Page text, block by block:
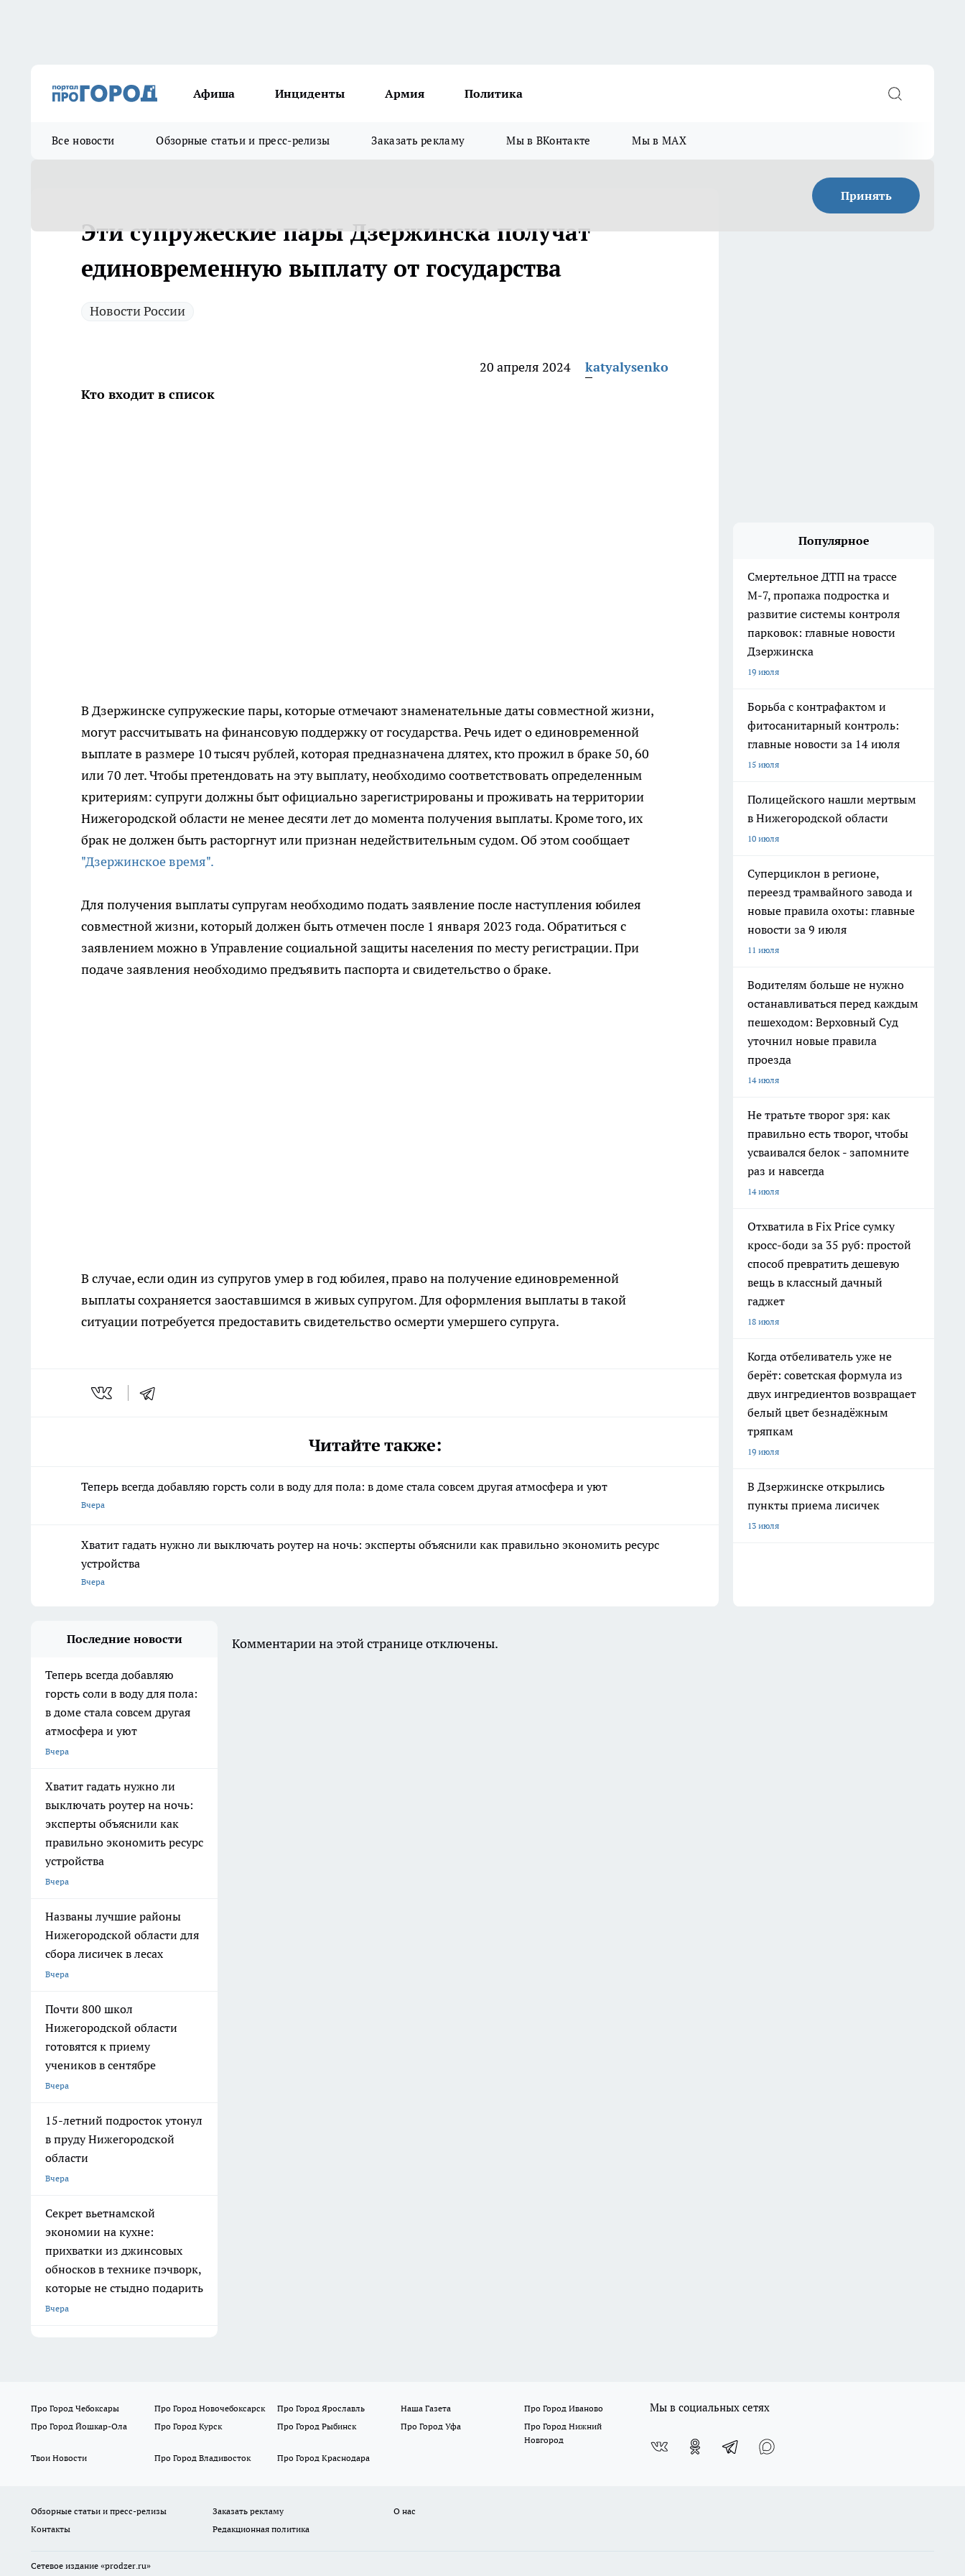
Афиша Инциденты Армия Политика
Все новости Обзорные статьи и пресс-релизы Заказать рекламу Мы в ВКонтакте Мы в MAX
Принять
Эти супружеские пары Дзержинска получат
единовременную выплату от государства
Новости России
20 апреля 2024
katyalysenko
Кто входит в список
В Дзержинске супружеские пары, которые отмечают знаменательные даты совместной жизни,
могут рассчитывать на финансовую поддержку от государства. Речь идет о единовременной
выплате в размере 10 тысяч рублей, которая предназначена длятех, кто прожил в браке 50, 60
или 70 лет. Чтобы претендовать на эту выплату, необходимо соответствовать определенным
критериям: супруги должны быт официально зарегистрированы и проживать на территории
Нижегородской области не менее десяти лет до момента получения выплаты. Кроме того, их
брак не должен быть расторгнут или признан недействительным судом. Об этом сообщает
"Дзержинское время".
Для получения выплаты супругам необходимо подать заявление после наступления юбилея
совместной жизни, который должен быть отмечен после 1 января 2023 года. Обратиться с
заявлением можно в Управление социальной защиты населения по месту регистрации. При
подаче заявления необходимо предъявить паспорта и свидетельство о браке.
В случае, если один из супругов умер в год юбилея, право на получение единовременной
выплаты сохраняется заоставшимся в живых супругом. Для оформления выплаты в такой
ситуации потребуется предоставить свидетельство осмерти умершего супруга.
Читайте также:
Теперь всегда добавляю горсть соли в воду для пола: в доме стала совсем другая атмосфера и уют
Вчера
Хватит гадать нужно ли выключать роутер на ночь: эксперты объяснили как правильно экономить ресурс
устройства
Вчера
Популярное
Смертельное ДТП на трассе
М-7, пропажа подростка и
развитие системы контроля
парковок: главные новости
Дзержинска
19 июля
Борьба с контрафактом и
фитосанитарный контроль:
главные новости за 14 июля
15 июля
Полицейского нашли мертвым
в Нижегородской области
10 июля
Суперциклон в регионе,
переезд трамвайного завода и
новые правила охоты: главные
новости за 9 июля
11 июля
Водителям больше не нужно
останавливаться перед каждым
пешеходом: Верховный Суд
уточнил новые правила
проезда
14 июля
Не тратьте творог зря: как
правильно есть творог, чтобы
усваивался белок - запомните
раз и навсегда
14 июля
Отхватила в Fix Price сумку
кросс-боди за 35 руб: простой
способ превратить дешевую
вещь в классный дачный
гаджет
18 июля
Когда отбеливатель уже не
берёт: советская формула из
двух ингредиентов возвращает
белый цвет безнадёжным
тряпкам
19 июля
В Дзержинске открылись
пункты приема лисичек
13 июля
Последние новости
Теперь всегда добавляю
горсть соли в воду для пола:
в доме стала совсем другая
атмосфера и уют
Вчера
Хватит гадать нужно ли
выключать роутер на ночь:
эксперты объяснили как
правильно экономить ресурс
устройства
Вчера
Названы лучшие районы
Нижегородской области для
сбора лисичек в лесах
Вчера
Почти 800 школ
Нижегородской области
готовятся к приему
учеников в сентябре
Вчера
15-летний подросток утонул
в пруду Нижегородской
области
Вчера
Секрет вьетнамской
экономии на кухне:
прихватки из джинсовых
обносков в технике пэчворк,
которые не стыдно подарить
Вчера
Комментарии на этой странице отключены.
Про Город Чебоксары Про Город Новочебоксарск Про Город Ярославль Наша Газета
Про Город Иваново
Про Город Йошкар-Ола
Про Город Курск Про Город Рыбинск Про Город Уфа
Про Город Нижний
Новгород
Твои Новости
Про Город Владивосток Про Город Краснодара
Мы в социальных сетях
Обзорные статьи и пресс-релизы Заказать рекламу
О нас
Контакты
Редакционная политика
Сетевое издание «prodzer.ru»